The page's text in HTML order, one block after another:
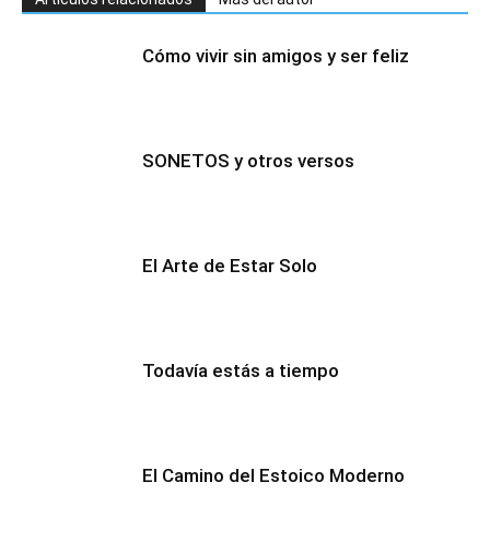
Cómo vivir sin amigos y ser feliz
SONETOS y otros versos
El Arte de Estar Solo
Todavía estás a tiempo
El Camino del Estoico Moderno